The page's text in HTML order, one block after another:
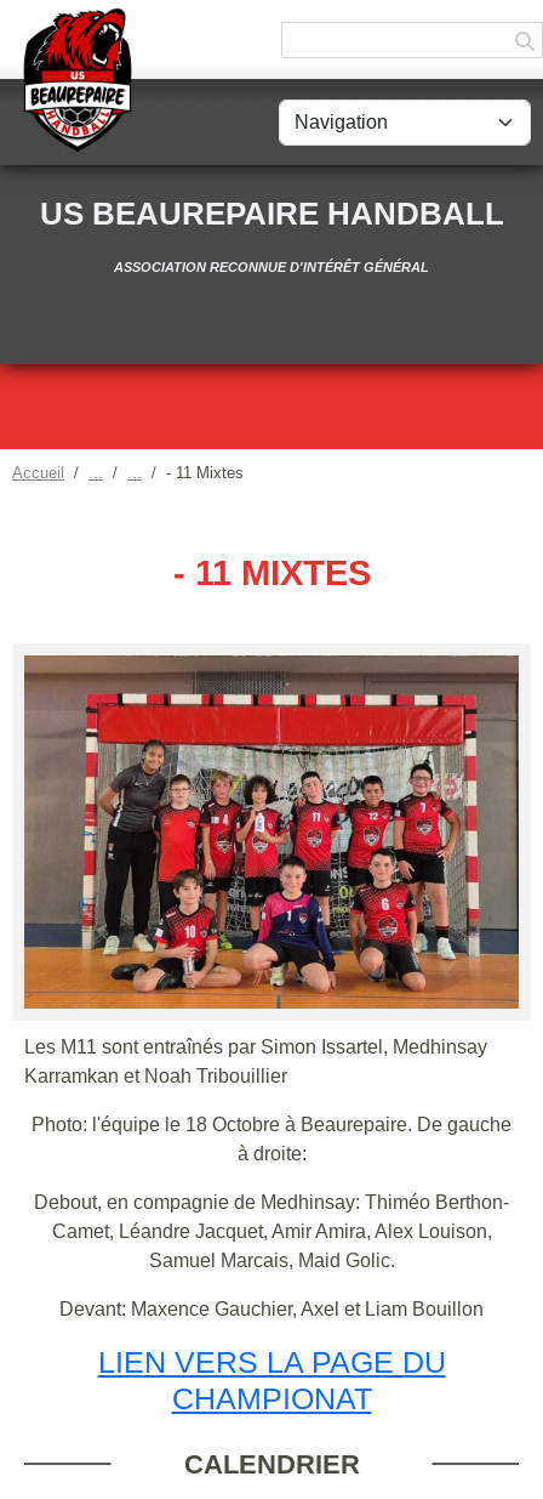
US BEAUREPAIRE HANDBALL
ASSOCIATION RECONNUE D'INTÉRÊT GÉNÉRAL
Accueil - 11 Mixtes
- 11 MIXTES
Les M11 sont entraînés par Simon Issartel, Medhinsay
Karramkan et Noah Tribouillier
Photo: l'équipe le 18 Octobre à Beaurepaire. De gauche
à droite:
Debout, en compagnie de Medhinsay: Thiméo Berthon-
Camet, Léandre Jacquet, Amir Amira, Alex Louison,
Samuel Marcais, Maid Golic.
Devant: Maxence Gauchier, Axel et Liam Bouillon
LIEN VERS LA PAGE DU
CHAMPIONAT
CALENDRIER
Panneau de gestion des cookies